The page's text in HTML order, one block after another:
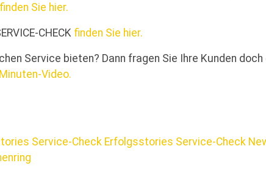
finden Sie hier.
CHECK finden Sie hier.
Service bieten? Dann fragen Sie Ihre Kunden
Video.
Service-Check Erfolgsstories Service-Check